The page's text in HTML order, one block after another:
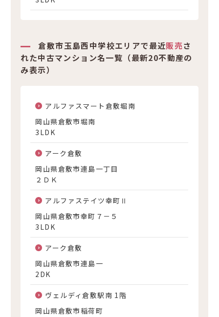
倉敷市玉島西中学校エリアで最近販売さ
れた中古マンション名一覧（最新20不動産の
み表示）
アルファスマート倉敷堀南
岡山県倉敷市堀南
3LDK
アーク倉敷
岡山県倉敷市連島一丁目
２ＤＫ
アルファステイツ幸町Ⅱ
岡山県倉敷市幸町７－５
3LDK
アーク倉敷
岡山県倉敷市連島一
2DK
ヴェルディ倉敷駅南 1階
岡山県倉敷市稲荷町